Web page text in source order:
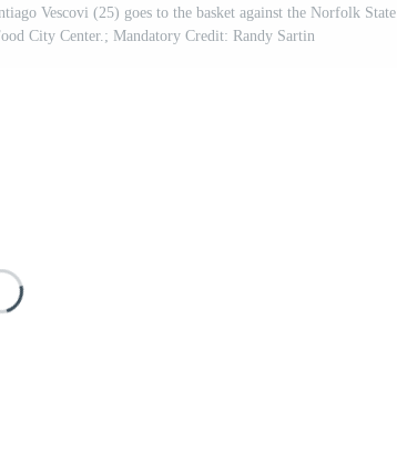
Vescovi (25) goes to the basket against the Norfolk State
City Center.; Mandatory Credit: Randy Sartin